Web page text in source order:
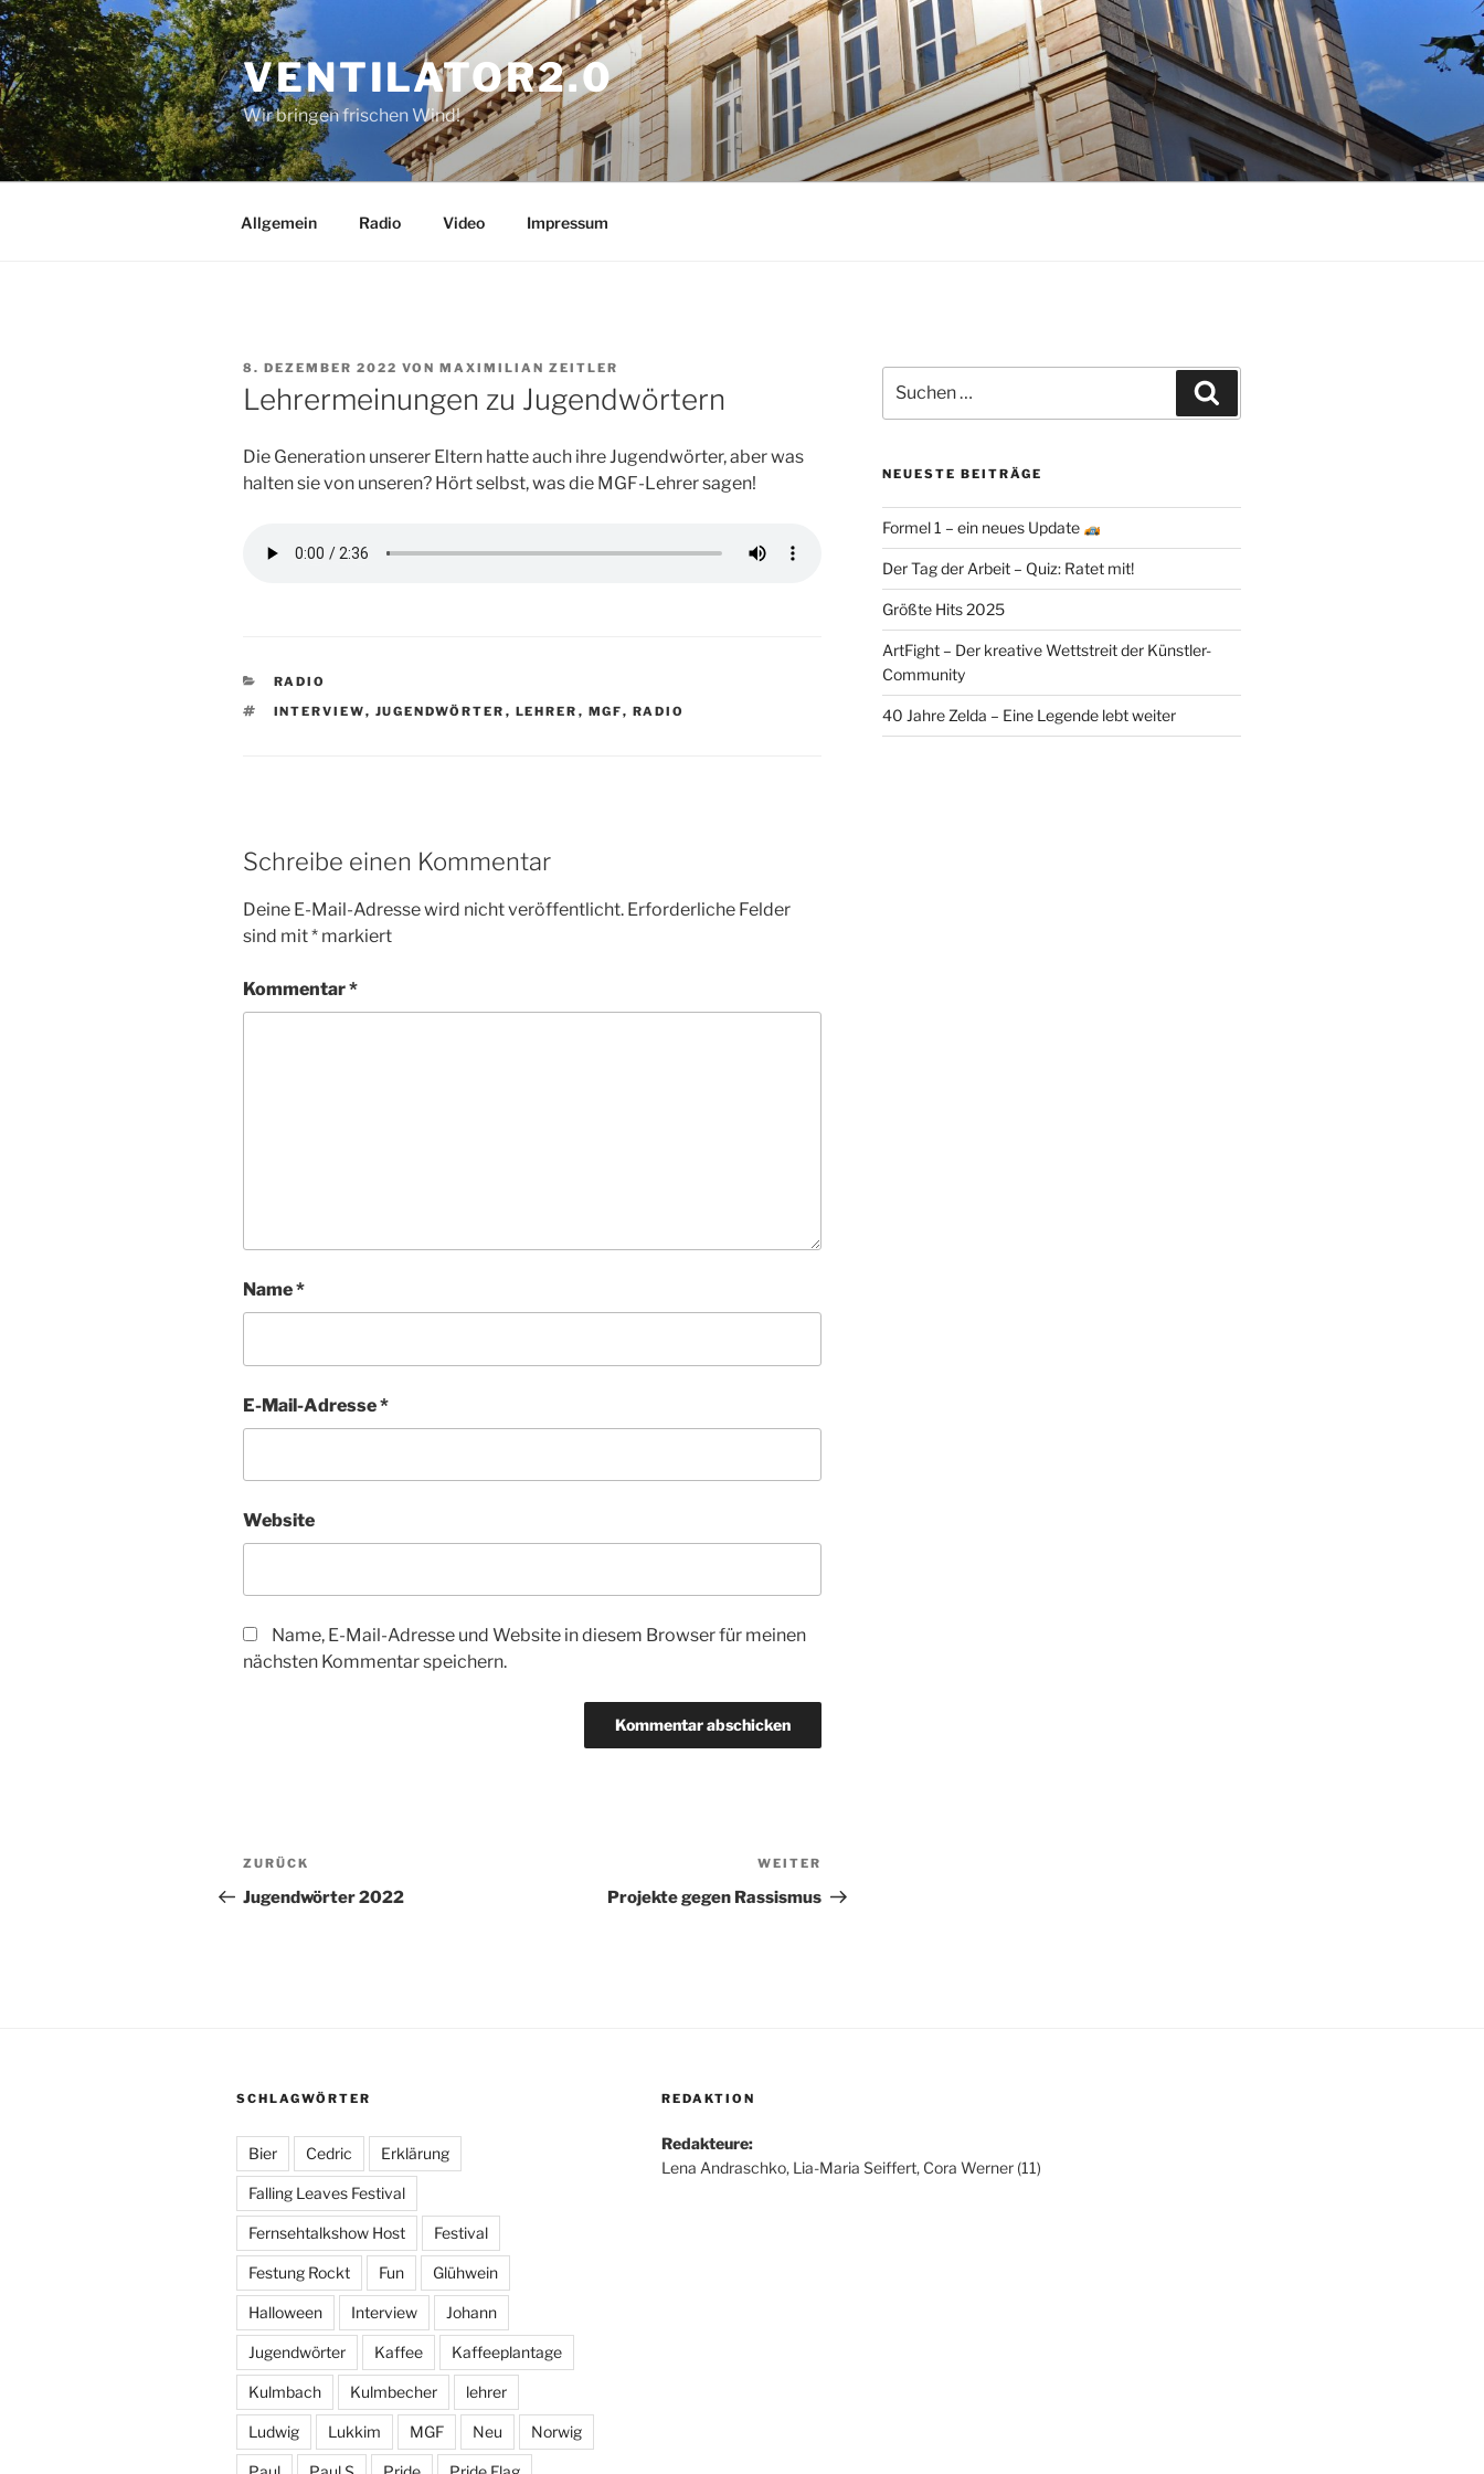
Zum
Inhalt
springen
VENTILATOR2.0
Wir bringen frischen Wind!
Allgemein Radio Video Impressum
VERÖFFENTLICHT
AM
8. DEZEMBER 2022 VON MAXIMILIAN ZEITLER
Lehrermeinungen zu Jugendwörtern
Die Generation unserer Eltern hatte auch ihre Jugendwörter, aber was
halten sie von unseren? Hört selbst, was die MGF-Lehrer sagen!
KATEGORIEN
RADIO
SCHLAGWÖRTER
INTERVIEW, JUGENDWÖRTER , LEHRER , MGF, RADIO
Schreibe einen Kommentar
Deine E-Mail-Adresse wird nicht veröffentlicht. Erforderliche Felder
sind mit* markiert
Kommentar*
Name*
E-Mail-Adresse*
Website
Name, E-Mail-Adresse und Website in diesem Browser für meinen
nächsten Kommentar speichern.
Beitragsnavigation
Vorheriger
Beitrag
ZURÜCK
Jugendwörter 2022
Beitrag
WEITER
Projekte gegen Rassismus
nach:
NEUESTE BEITRÄGE
Formel 1 – ein neues Update
Der Tag der Arbeit – Quiz: Ratet mit!
Größte Hits 2025
ArtFight – Der kreative Wettstreit der Künstler-
Community
40 Jahre Zelda – Eine Legende lebt weiter
SCHLAGWÖRTER
Bier Cedric Erklärung
Falling Leaves Festival
Fernsehtalkshow Host Festival
Festung Rockt Fun Glühwein
Halloween Interview Johann
Jugendwörter Kaffee Kaffeeplantage
Kulmbach Kulmbecher lehrer
Ludwig Lukkim MGF Neu Norwig
REDAKTION
Redakteure:
Lena Andraschko, Lia-Maria Seiffert, Cora Werner (11)